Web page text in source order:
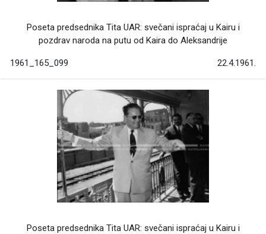
Poseta predsednika Tita UAR: svečani ispraćaj u Kairu i
pozdrav naroda na putu od Kaira do Aleksandrije
1961_165_099 22.4.1961.
Poseta predsednika Tita UAR: svečani ispraćaj u Kairu i